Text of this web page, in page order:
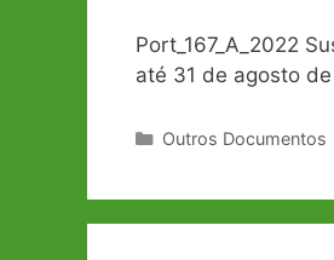
Port_167_A_2022
até 31 de agosto
Categorias
Outros Documentos